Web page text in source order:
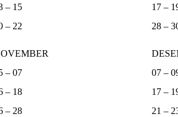
– 15
17 –
– 22 28 –
– 07
07 –
– 18
17 –
– 28
21 –